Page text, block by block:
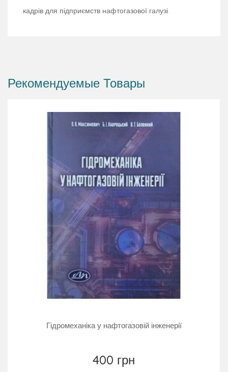
кадрів для підприємств нафтогазової галузі.
Рекомендуемые Товары
Гідромеханіка у нафтогазовій інженерії
400 грн